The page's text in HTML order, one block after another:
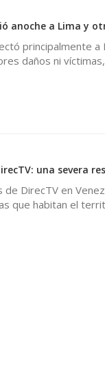
anoche a Lima y
principalmente
daños ni
una severa
de DirecTV en
que habitan el